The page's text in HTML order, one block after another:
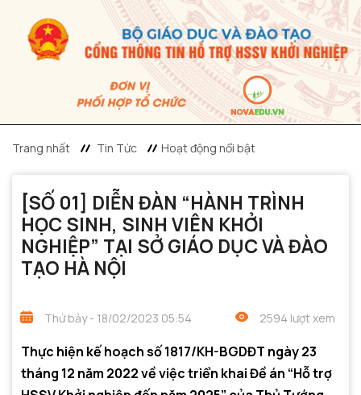
Trang nhất Tin Tức Hoạt động nổi bật
[SỐ 01] DIỄN ĐÀN “HÀNH TRÌNH
HỌC SINH, SINH VIÊN KHỞI
NGHIỆP” TẠI SỞ GIÁO DỤC VÀ ĐÀO
TẠO HÀ NỘI
Thứ bảy - 18/02/2023 05:54 2594 lượt xem
Thực hiện kế hoạch số 1817/KH-BGDĐT ngày 23
tháng 12 năm 2022 về việc triển khai Đề án “Hỗ trợ